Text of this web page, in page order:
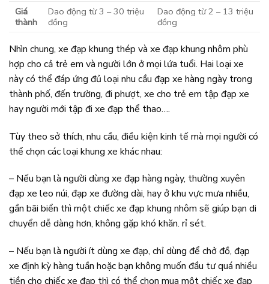
Giá
thành
Dao động từ 3 – 30 triệu
đồng
Dao động từ 2 – 13 triệu
đồng
Nhìn chung, xe đạp khung thép và xe đạp khung nhôm phù
hợp cho cả trẻ em và người lớn ở mọi lứa tuổi. Hai loại xe
này có thể đáp ứng đủ loại nhu cầu đạp xe hàng ngày trong
thành phố, đến trường, đi phượt, xe cho trẻ em tập đạp xe
hay người mới tập đi xe đạp thể thao….
Tùy theo sở thích, nhu cầu, điều kiện kinh tế mà mọi người có
thể chọn các loại khung xe khác nhau:
– Nếu bạn là người dùng xe đạp hàng ngày, thường xuyên
đạp xe leo núi, đạp xe đường dài, hay ở khu vực mưa nhiều,
gần bãi biển thì một chiếc xe đạp khung nhôm sẽ giúp bạn di
chuyển dễ dàng hơn, không gặp khó khăn. rỉ sét.
– Nếu bạn là người ít dùng xe đạp, chỉ dùng để chở đồ, đạp
xe định kỳ hàng tuần hoặc bạn không muốn đầu tư quá nhiều
tiền cho chiếc xe đạp thì có thể chọn mua một chiếc xe đạp